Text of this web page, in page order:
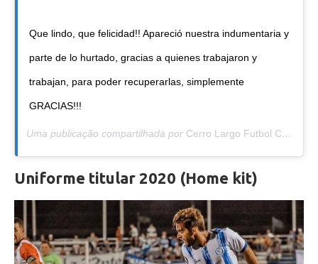
Que lindo, que felicidad!! Apareció nuestra indumentaria y
parte de lo hurtado, gracias a quienes trabajaron y
trabajan, para poder recuperarlas, simplemente
GRACIAS!!!
Uma publicação compartilhada por Cerro Largo Futbol Club
Uniforme titular 2020 (Home kit)